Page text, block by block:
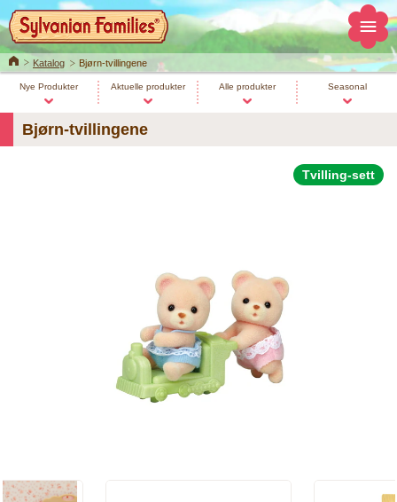
HomeKatalog Bjørn-tvillingene
Nye Produkter Aktuelle produkter Alle produkter Seasonal
Bjørn-tvillingene
Tvilling-sett